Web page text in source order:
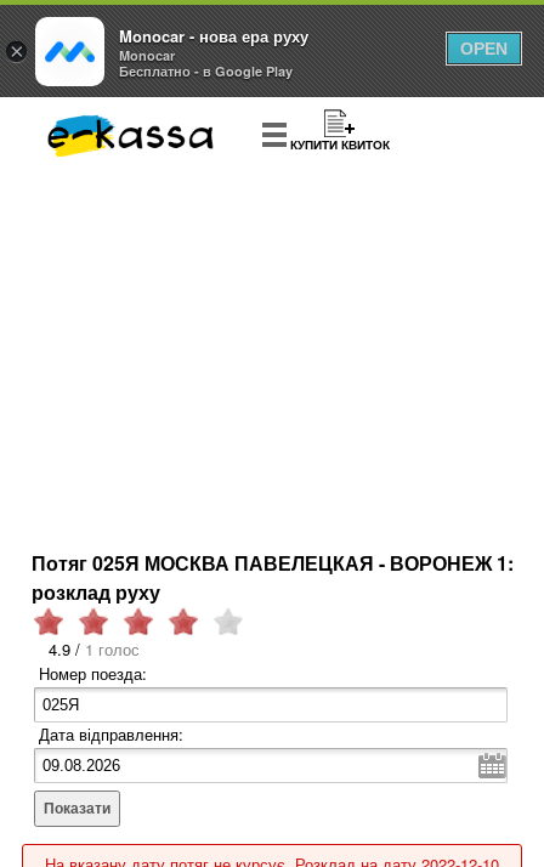
КУПИТИ КВИТОК
Потяг 025Я МОСКВА ПАВЕЛЕЦКАЯ - ВОРОНЕЖ 1:
розклад руху
4.9 / 1 голос
Номер поезда:
Дата відправлення:
Показати
×
Monocar - нова ера руху
Monocar
Бесплатно - в Google Play
OPEN